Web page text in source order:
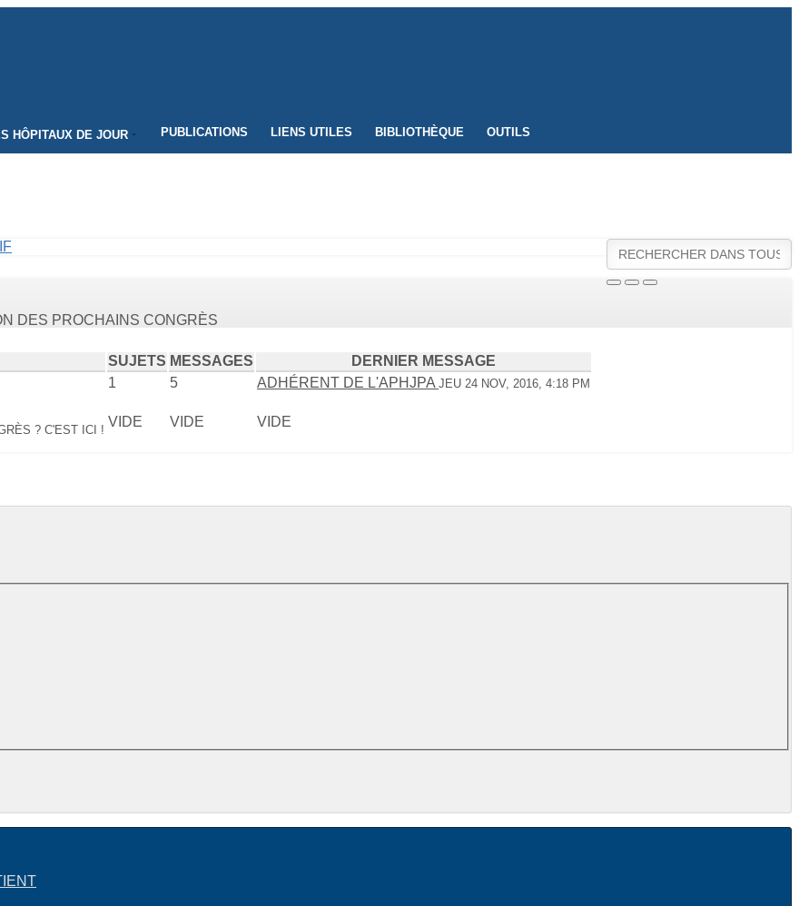
HÔPITAUX DE JOUR PUBLICATIONS LIENS UTILES BIBLIOTHÈQUE OUTILS
DES PROCHAINS CONGRÈS
SUJETS MESSAGES
DERNIER MESSAGE
1 5 ADHÉRENT DE L'APHJPA JEU 24 NOV, 2016, 4:18 PM
? C'EST ICI !
VIDE VIDE VIDE